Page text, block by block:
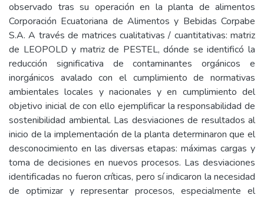
observado tras su operación en la planta de alimentos
Corporación Ecuatoriana de Alimentos y Bebidas Corpabe
S.A. A través de matrices cualitativas / cuantitativas: matriz
de LEOPOLD y matriz de PESTEL, dónde se identificó la
reducción significativa de contaminantes orgánicos e
inorgánicos avalado con el cumplimiento de normativas
ambientales locales y nacionales y en cumplimiento del
objetivo inicial de con ello ejemplificar la responsabilidad de
sostenibilidad ambiental. Las desviaciones de resultados al
inicio de la implementación de la planta determinaron que el
desconocimiento en las diversas etapas: máximas cargas y
toma de decisiones en nuevos procesos. Las desviaciones
identificadas no fueron críticas, pero sí indicaron la necesidad
de optimizar y representar procesos, especialmente el